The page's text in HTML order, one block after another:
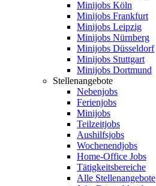
Minijobs Köln
Minijobs Frankfurt
Minijobs Leipzig
Minijobs Nürnberg
Minijobs Düsseldorf
Minijobs Stuttgart
Minijobs Dortmund
Stellenangebote
Nebenjobs
Ferienjobs
Minijobs
Teilzeitjobs
Aushilfsjobs
Wochenendjobs
Home-Office Jobs
Tätigkeitsbereiche
Alle Stellenangebote